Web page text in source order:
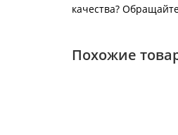
качества?
Похожие